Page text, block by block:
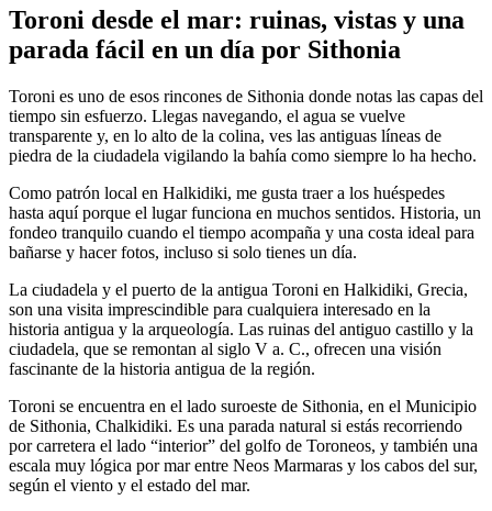
Toroni desde el mar: ruinas, vistas y una
parada fácil en un día por Sithonia
Toroni es uno de esos rincones de Sithonia donde notas las capas del
tiempo sin esfuerzo. Llegas navegando, el agua se vuelve
transparente y, en lo alto de la colina, ves las antiguas líneas de
piedra de la ciudadela vigilando la bahía como siempre lo ha hecho.
Como patrón local en Halkidiki, me gusta traer a los huéspedes
hasta aquí porque el lugar funciona en muchos sentidos. Historia, un
fondeo tranquilo cuando el tiempo acompaña y una costa ideal para
bañarse y hacer fotos, incluso si solo tienes un día.
La ciudadela y el puerto de la antigua Toroni en Halkidiki, Grecia,
son una visita imprescindible para cualquiera interesado en la
historia antigua y la arqueología. Las ruinas del antiguo castillo y la
ciudadela, que se remontan al siglo V a. C., ofrecen una visión
fascinante de la historia antigua de la región.
Toroni se encuentra en el lado suroeste de Sithonia, en el Municipio
de Sithonia, Chalkidiki. Es una parada natural si estás recorriendo
por carretera el lado “interior” del golfo de Toroneos, y también una
escala muy lógica por mar entre Neos Marmaras y los cabos del sur,
según el viento y el estado del mar.